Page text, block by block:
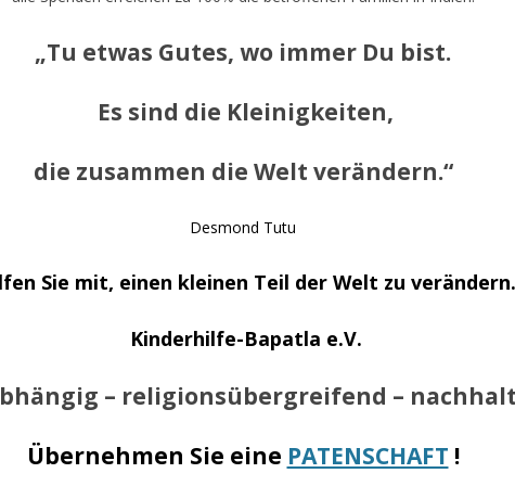
„Tu etwas Gutes, wo immer Du bist.
Es sind die Kleinigkeiten,
die zusammen die Welt verändern.“
Desmond Tutu
Sie mit, einen kleinen Teil der Welt zu verändern.
Kinderhilfe-Bapatla e.V.
– religionsübergreifend –
Übernehmen Sie eine PATENSCHAFT !